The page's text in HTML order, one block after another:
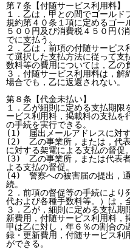
第７条【付随サービス利用料】
１．乙は，甲との間でゴール
規約第４０条１項に定めるゴー
５００円及び消費税４５０円(
でに支払う。
２．乙は，前項の付随サービ
て選択した支払方法に従って支
数料等の費用については，乙の
３．付随サービス利用料は，
場合でも，乙に返還されない。
第８条【代金未払い】
１．乙が細則に定める支払期
ービス利用料，掲載料の支払を
の手続を実行できる。
(1)　届出メールアドレスに対
(2)　乙の事業所，または，代
に対する架電による支払の督促。
(3)　乙の事業所，または代表
よる支払の督促。
(4)　警察への被害届の提出，
続。
２．前項の督促等の手続によ
代および各種手数料等。）は，
３．乙が，細則に定める支払
新費用，付随サービス利用料，
甲は乙に対し，年６％の割合の
録・更新費用，付随サービス利
ができる。